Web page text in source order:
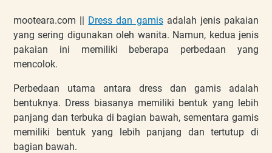
mooteara.com || Dress dan gamisadalah jenis pakaian
yang sering digunakan oleh wanita. Namun, kedua jenis
pakaian ini memiliki beberapa perbedaan yang
mencolok.
Perbedaan utama antara dress dan gamis adalah
bentuknya. Dress biasanya memiliki bentuk yang lebih
panjang dan terbuka di bagian bawah, sementara gamis
memiliki bentuk yang lebih panjang dan tertutup di
bagian bawah.